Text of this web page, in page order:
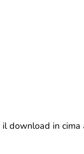
download in cima